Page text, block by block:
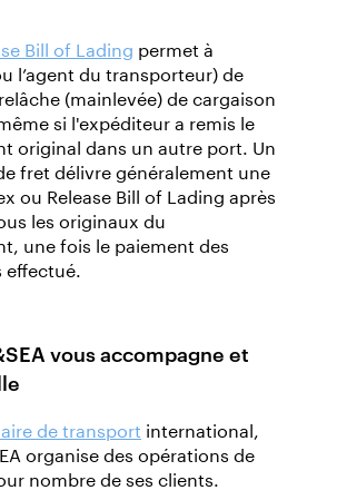
Bill of Lading permet à
l’agent du transporteur) de
(mainlevée) de cargaison
si l'expéditeur a remis le
original dans un autre port. Un
fret délivre généralement une
ou Release Bill of Lading après
les originaux du
une fois le paiement des
effectué.
vous accompagne et
de transport international,
organise des opérations de
nombre de ses clients.